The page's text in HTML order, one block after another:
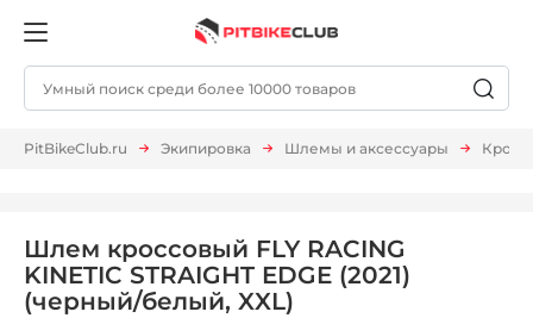
PitBikeClub.ru Экипировка Шлемы и аксессуары
Шлем кроссовый FLY RACING
KINETIC STRAIGHT EDGE (2021)
(черный/белый, XXL)